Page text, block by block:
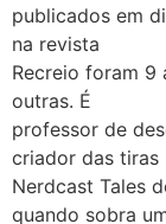
publicados em
na revista
Recreio foram 9
outras. É
professor de
criador das tiras
Nerdcast Tales
quando sobra